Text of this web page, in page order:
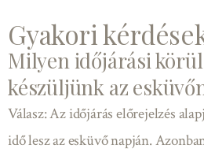
Gyakori
Milyen időjárási
készüljünk az
Válasz: Az időjárás előrejelzés
idő lesz az esküvő napján.